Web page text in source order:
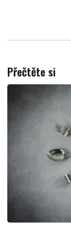
Přečtěte si